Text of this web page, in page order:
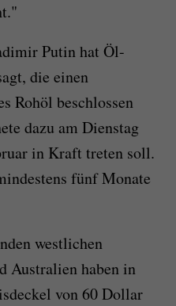
Putin hat Öl-
die einen
Rohöl beschlossen
dazu am Dienstag
in Kraft treten soll.
fünf Monate
westlichen
Australien haben in
von 60 Dollar